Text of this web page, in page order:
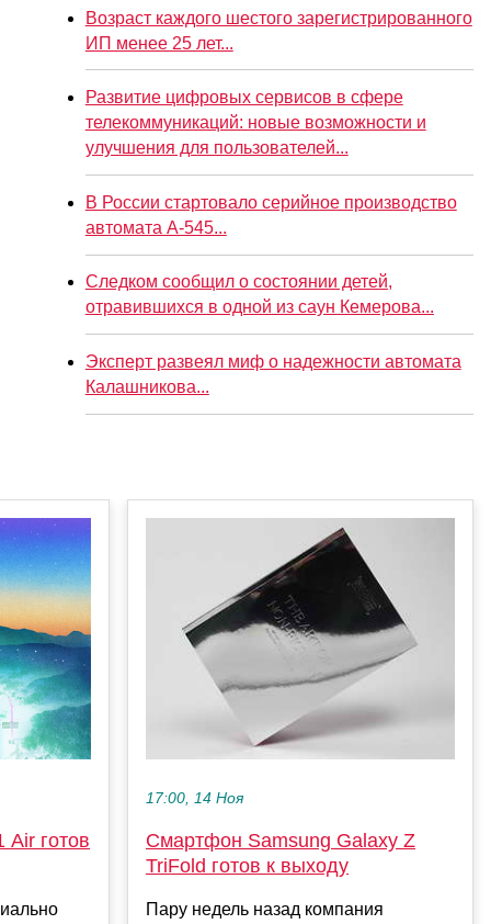
Возраст каждого шестого зарегистрированного
ИП менее 25 лет...
Развитие цифровых сервисов в сфере
телекоммуникаций: новые возможности и
улучшения для пользователей...
В России стартовало серийное производство
автомата А-545...
Следком сообщил о состоянии детей,
отравившихся в одной из саун Кемерова...
Эксперт развеял миф о надежности автомата
Калашникова...
готов
17:00, 14 Ноя
Смартфон Samsung Galaxy Z
TriFold готов к выходу
Пару недель назад компания